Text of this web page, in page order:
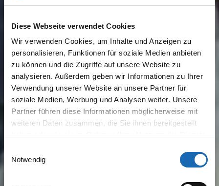
Diese Webseite verwendet Cookies
Wir verwenden Cookies, um Inhalte und Anzeigen zu
personalisieren, Funktionen für soziale Medien anbieten
zu können und die Zugriffe auf unsere Website zu
analysieren. Außerdem geben wir Informationen zu Ihrer
Verwendung unserer Website an unsere Partner für
soziale Medien, Werbung und Analysen weiter. Unsere
Partner führen diese Informationen möglicherweise mit
weiteren Daten zusammen, die Sie ihnen bereitgestellt
Einwilligungsauswahl
Notwendig